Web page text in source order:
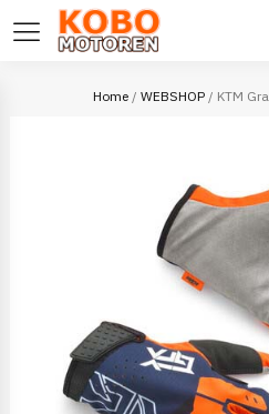
Home/ WEBSHOP/ KTM